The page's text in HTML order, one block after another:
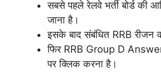
सबसे पहले रेलवे भर्ती बोर्ड की
जाना है।
इसके बाद संबंधित RRB रीजन
फिर RRB Group D
पर क्लिक करना है।